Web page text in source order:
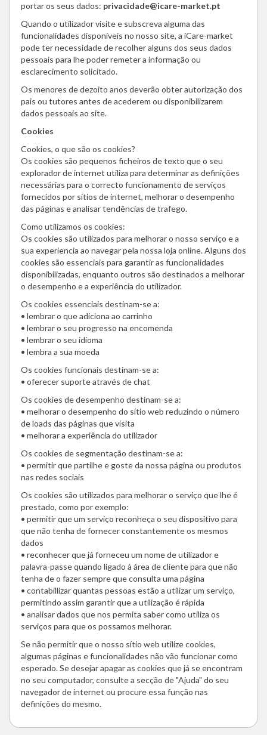
portar os seus dados: privacidade@icare-market.pt
Quando o utilizador visite e subscreva alguma das
funcionalidades disponíveis no nosso site, a iCare-market
pode ter necessidade de recolher alguns dos seus dados
pessoais para lhe poder remeter a informação ou
esclarecimento solicitado.
Os menores de dezoito anos deverão obter autorização dos
pais ou tutores antes de acederem ou disponibilizarem
dados pessoais ao site.
Cookies
Cookies, o que são os cookies?
Os cookies são pequenos ficheiros de texto que o seu
explorador de internet utiliza para determinar as definições
necessárias para o correcto funcionamento de serviços
fornecidos por sítios de internet, melhorar o desempenho
das páginas e analisar tendências de trafego.
Como utilizamos os cookies:
Os cookies são utilizados para melhorar o nosso serviço e a
sua experiencia ao navegar pela nossa loja online. Alguns dos
cookies são essenciais para garantir as funcionalidades
disponibilizadas, enquanto outros são destinados a melhorar
o desempenho e a experiência do utilizador.
Os cookies essenciais destinam-se a:
• lembrar o que adiciona ao carrinho
• lembrar o seu progresso na encomenda
• lembrar o seu idioma
• lembra a sua moeda
Os cookies funcionais destinam-se a:
• oferecer suporte através de chat
Os cookies de desempenho destinam-se a:
• melhorar o desempenho do sítio web reduzindo o número
de loads das páginas que visita
• melhorar a experiência do utilizador
Os cookies de segmentação destinam-se a:
• permitir que partilhe e goste da nossa página ou produtos
nas redes sociais
Os cookies são utilizados para melhorar o serviço que lhe é
prestado, como por exemplo:
• permitir que um serviço reconheça o seu dispositivo para
que não tenha de fornecer constantemente os mesmos
dados
• reconhecer que já forneceu um nome de utilizador e
palavra-passe quando ligado à área de cliente para que não
tenha de o fazer sempre que consulta uma página
• contabillizar quantas pessoas estão a utilizar um serviço,
permitindo assim garantir que a utilização é rápida
• analisar dados que nos permita saber como utiliza os
serviços para que os possamos melhorar.
Se não permitir que o nosso sítio web utilize cookies,
algumas páginas e funcionalidades não vão funcionar como
esperado. Se desejar apagar as cookies que já se encontram
no seu computador, consulte a secção de "Ajuda" do seu
navegador de internet ou procure essa função nas
definições do mesmo.